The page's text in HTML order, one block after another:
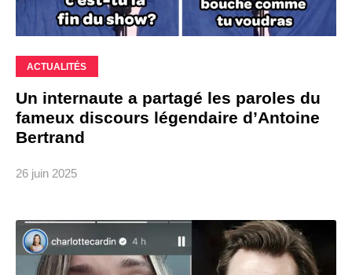
ACTUALITÉS
Un internaute a partagé les paroles du
fameux discours légendaire d’Antoine
Bertrand
26 juin 2025